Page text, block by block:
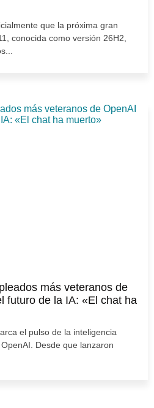
que la próxima gran
conocida como versión 26H2,
más veteranos de
futuro de la IA: «El chat ha
el pulso de la inteligencia
Desde que lanzaron